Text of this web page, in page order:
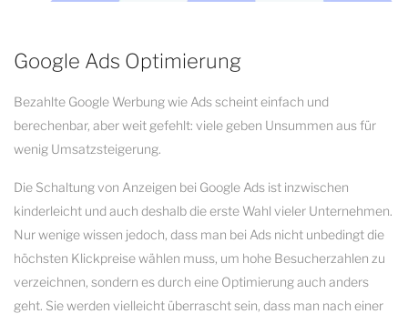
Google Ads Optimierung
Bezahlte Google Werbung wie Ads scheint einfach und
berechenbar, aber weit gefehlt: viele geben Unsummen aus für
wenig Umsatzsteigerung.
Die Schaltung von Anzeigen bei Google Ads ist inzwischen
kinderleicht und auch deshalb die erste Wahl vieler Unternehmen.
Nur wenige wissen jedoch, dass man bei Ads nicht unbedingt die
höchsten Klickpreise wählen muss, um hohe Besucherzahlen zu
verzeichnen, sondern es durch eine Optimierung auch anders
geht. Sie werden vielleicht überrascht sein, dass man nach einer